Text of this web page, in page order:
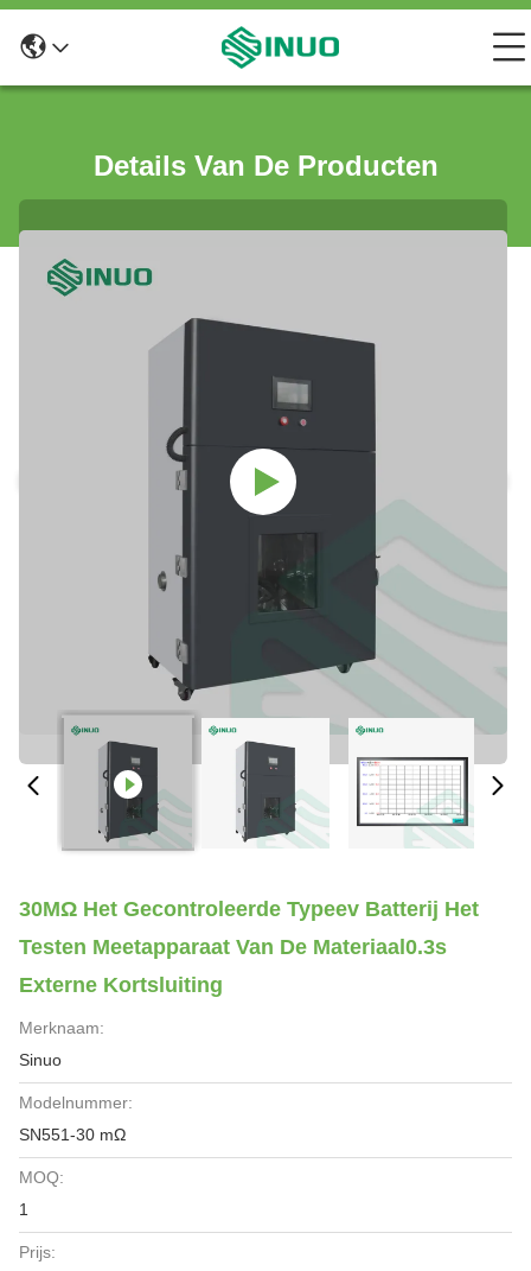
Details Van De Producten
30MΩ Het Gecontroleerde Typeev Batterij Het
Testen Meetapparaat Van De Materiaal0.3s
Externe Kortsluiting
Merknaam:
Sinuo
Modelnummer:
SN551-30 mΩ
MOQ:
1
Prijs: